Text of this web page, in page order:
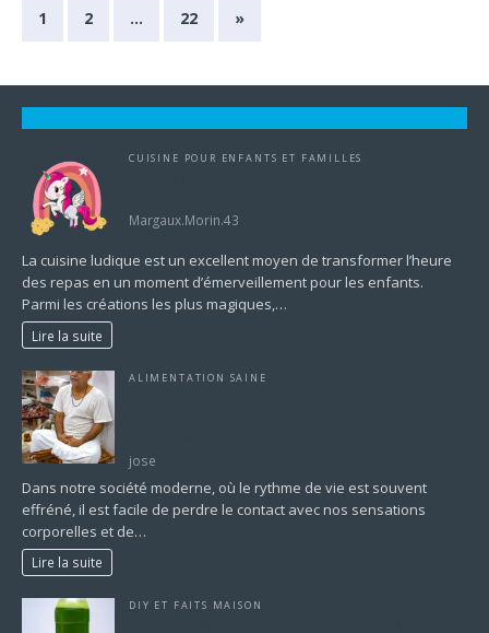
1 2 … 22 »
CUISINE POUR ENFANTS ET FAMILLES
Margaux.Morin.43
La cuisine ludique est un excellent moyen de transformer l’heure
des repas en un moment d’émerveillement pour les enfants.
Parmi les créations les plus magiques,…
Lire la suite
ALIMENTATION SAINE
jose
Dans notre société moderne, où le rythme de vie est souvent
effréné, il est facile de perdre le contact avec nos sensations
corporelles et de…
Lire la suite
DIY ET FAITS MAISON